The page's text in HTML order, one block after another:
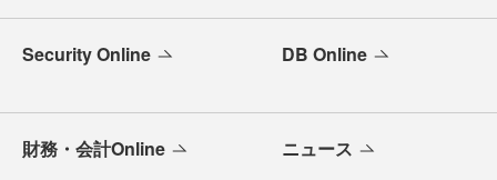
Security Online DB Online
財務・会計Online ニュース